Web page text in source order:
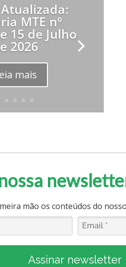
MTE nº
15 de Julho
2026
mais
mão os conteúdos do
Assinar newsletter